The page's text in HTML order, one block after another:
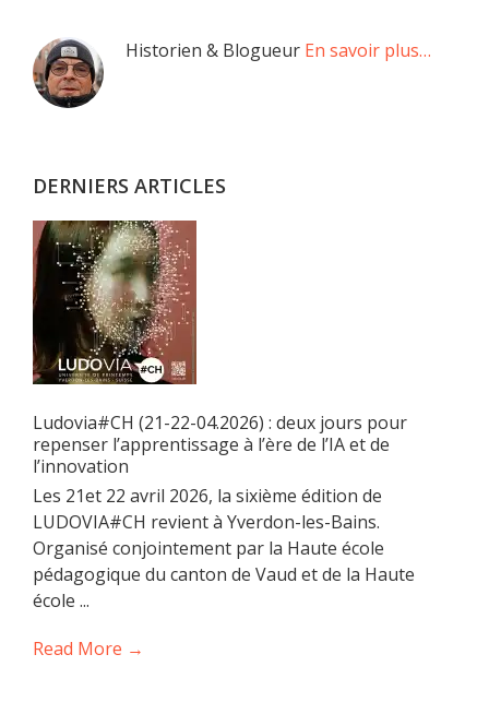
Barre
latérale
Historien & Blogueur En savoir plus…
DERNIERS ARTICLES
Ludovia#CH (21-22-04.2026) : deux jours pour
repenser l’apprentissage à l’ère de l’IA et de
l’innovation
Les 21et 22 avril 2026, la sixième édition de
LUDOVIA#CH revient à Yverdon-les-Bains.
Organisé conjointement par la Haute école
pédagogique du canton de Vaud et de la Haute
école ...
Read More →